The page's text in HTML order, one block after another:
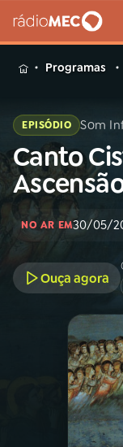
MENU
Buscar
na
Rádio
MEC
01INÍCIO
A RÁDIO
Programas
EPISÓDIO Som
Canto
NO AR EM30/05/
Ouça agora